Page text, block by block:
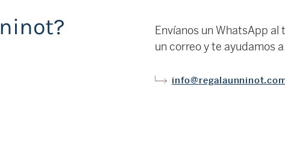
Envíanos un WhatsApp al
un correo y te ayudamos